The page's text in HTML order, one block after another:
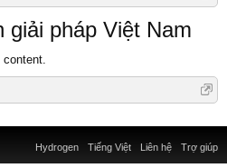
giải pháp Việt Nam
content.
Liên hệ Trợ giúp
Hydrogen Tiếng Việt